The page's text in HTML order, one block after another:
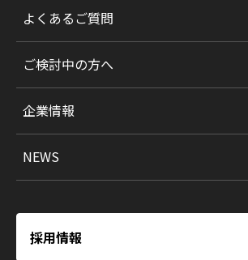
よくあるご質問
ご検討中の方へ
企業情報
NEWS
採用情報